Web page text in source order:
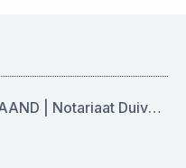
SPONSOR VAN DE MAAND | Notariaat Duiven Westervoort